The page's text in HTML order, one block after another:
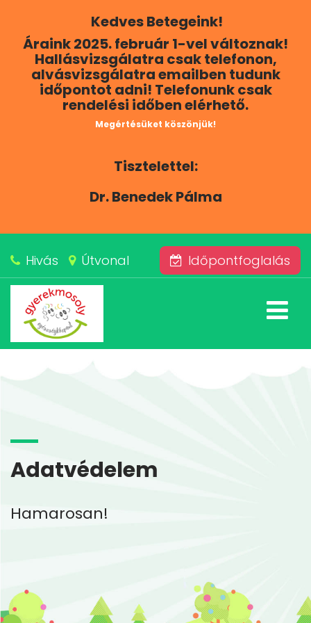
Kedves Betegeink!
Áraink 2025. február 1-vel változnak!
Hallásvizsgálatra csak telefonon,
alvásvizsgálatra emailben tudunk
időpontot adni! Telefonunk csak
rendelési időben elérhető.
Megértésüket köszönjük!
Tisztelettel:
Dr. Benedek Pálma
Hivás Útvonal Időpontfoglalás
Adatvédelem
Hamarosan!
RÓLUNK
KAPCSOLAT
SZOLGÁLTATÁSAINK